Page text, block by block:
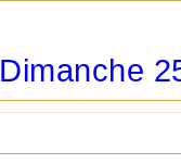
Dimanche